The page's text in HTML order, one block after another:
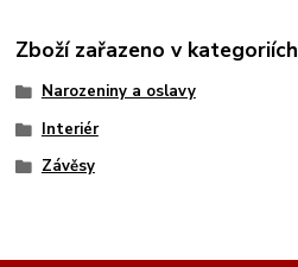
Zboží zařazeno v kategoriích
Narozeniny a oslavy
Interiér
Závěsy